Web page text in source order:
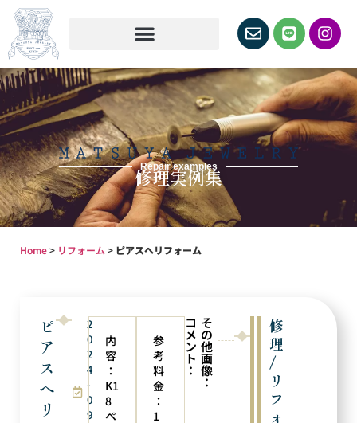
Repair examples
修理実例集
Home> リフォーム > ピアスへリフォーム
ピ
ア
ス
へ
リ
2
0
2
4
-
0
9
内
容
：
K1
8
ペ
参
考
料
金
：
1
コ
メ
ン
ト
：
そ
の
他
画
像
： 新品仕上げ
ピアスへリフォーム
修
理
/
リ
フ
ォ